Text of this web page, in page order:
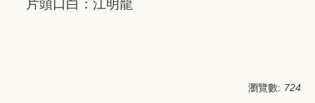
片頭口白：江明龍
瀏覽數: 724